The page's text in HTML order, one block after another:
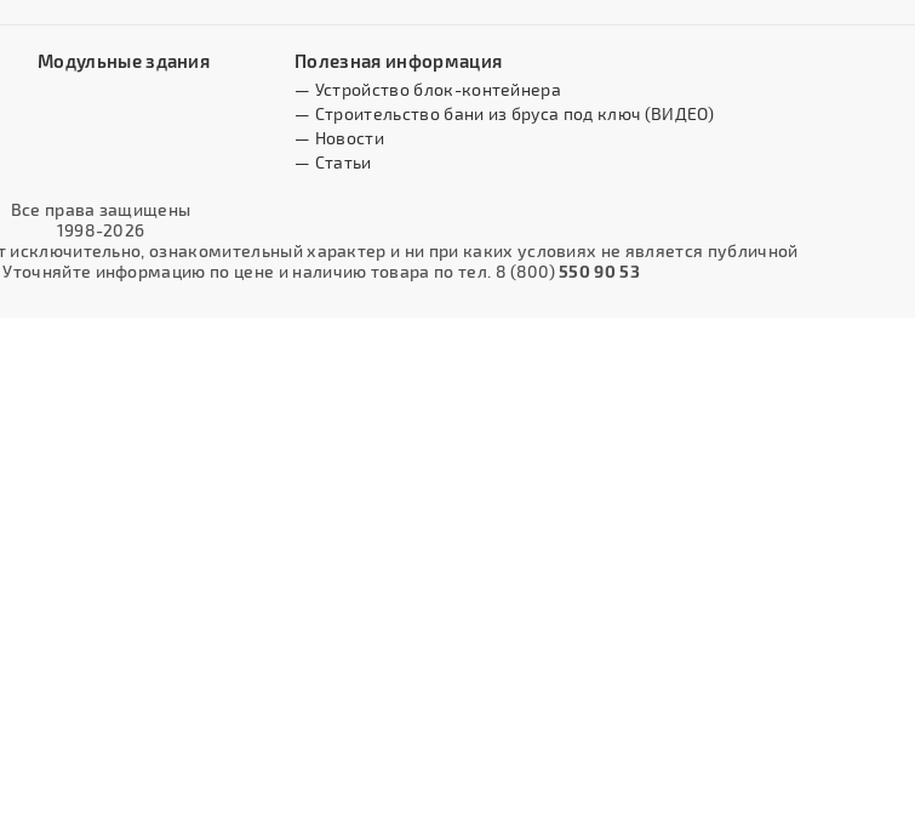
Модульные здания Полезная информация
— Устройство блок-контейнера
— Строительство бани из бруса под ключ (ВИДЕО)
— Новости
— Статьи
Все права защищены
1998-2026
ознакомительный характер и ни при каких условиях не является публичной
информацию по цене и наличию товара по тел. 8 (800)550 90 53